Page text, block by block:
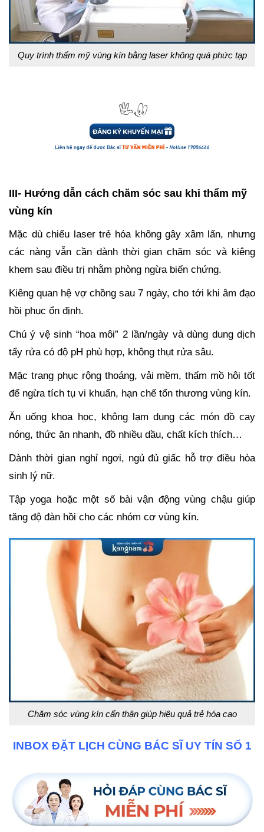
Quy trình thẩm mỹ vùng kín bằng laser không quá phức tạp
III- Hướng dẫn cách chăm sóc sau khi thẩm mỹ
vùng kín
Mặc dù chiếu laser trẻ hóa không gây xâm lấn, nhưng
các nàng vẫn cần dành thời gian chăm sóc và kiêng
khem sau điều trị nhằm phòng ngừa biến chứng.
Kiêng quan hệ vợ chồng sau 7 ngày, cho tới khi âm đạo
hồi phục ổn định.
Chú ý vệ sinh “hoa môi” 2 lần/ngày và dùng dung dịch
tẩy rửa có độ pH phù hợp, không thụt rửa sâu.
Mặc trang phục rộng thoáng, vải mềm, thấm mồ hôi tốt
để ngừa tích tụ vi khuẩn, hạn chế tổn thương vùng kín.
Ăn uống khoa học, không lạm dụng các mónđồ cay
nóng, thức ăn nhanh, đồ nhiều dầu, chất kích thích…
Dành thời gian nghỉ ngơi, ngủ đủ giấc hỗ trợ điều hòa
sinh lý nữ.
Tập yoga hoặc một số bài vận động vùng chậu giúp
tăng độ đàn hồi cho các nhóm cơ vùng kín.
Chăm sóc vùng kín cẩn thận giúp hiệu quả trẻ hóa cao
INBOX ĐẶT LỊCH CÙNG BÁC SĨ UY TÍN SỐ 1